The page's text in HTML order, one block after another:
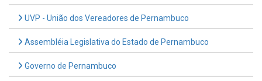
UVP - União dos Vereadores de Pernambuco
Assembléia Legislativa do Estado de Pernambuco
Governo de Pernambuco